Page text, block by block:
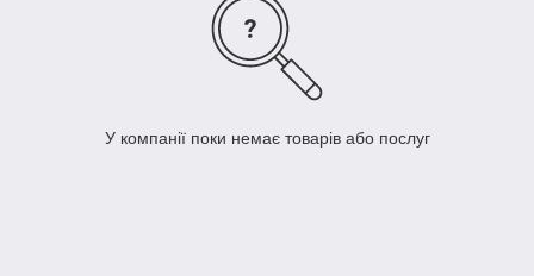
У компанії поки немає товарів або послуг